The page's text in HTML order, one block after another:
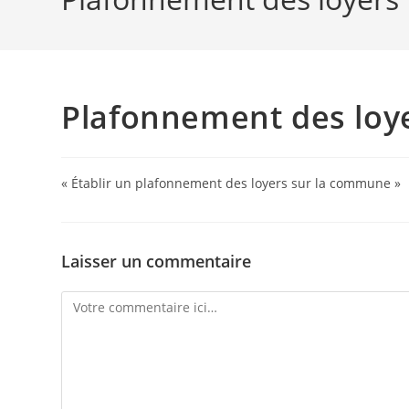
Plafonnement des
« Établir un plafonnement des loyers sur la commune »
Laisser un commentaire
Comment